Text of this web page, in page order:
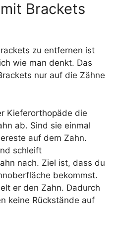
Brackets
zu entfernen ist
wie man denkt. Das
nur auf die Zähne
Kieferorthopäde die
ab. Sind sie einmal
auf dem Zahn.
schleift
nach. Ziel ist, dass du
bekommst.
er den Zahn. Dadurch
keine Rückstände auf